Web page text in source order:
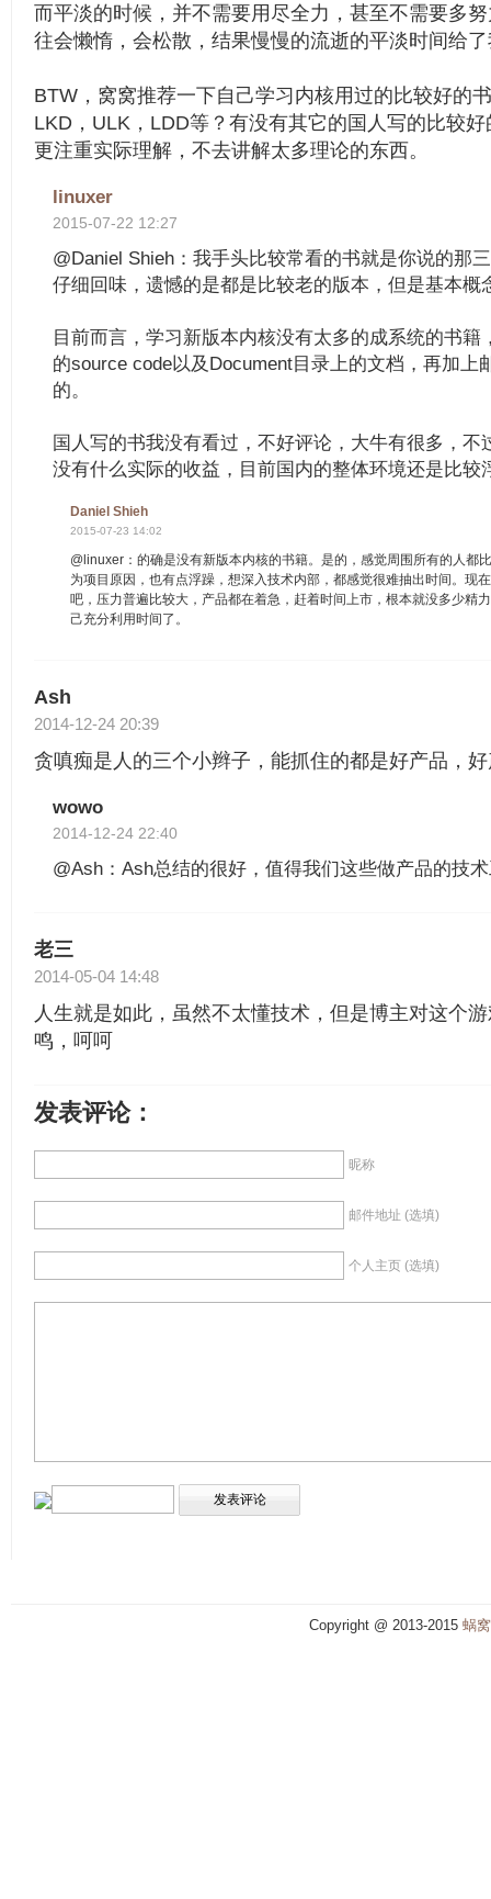
而平淡的时候，并不需要用尽全力，甚至不需要多
往会懒惰，会松散，结果慢慢的流逝的平淡时间给
BTW，窝窝推荐一下自己学习内核用过的比较好的
LKD，ULK，LDD等？有没有其它的国人写的比较
更注重实际理解，不去讲解太多理论的东西。
linuxer
2015-07-22 12:27
@Daniel Shieh：我手头比较常看的书就是你说的那
仔细回味，遗憾的是都是比较老的版本，但是基本概
目前而言，学习新版本内核没有太多的成系统的书籍
的source code以及Document目录上的文档，再加上
的。
国人写的书我没有看过，不好评论，大牛有很多，不
没有什么实际的收益，目前国内的整体环境还是比较
Daniel Shieh
2015-07-23 14:02
@linuxer：的确是没有新版本内核的书籍。是的，感觉周围所有的人都
为项目原因，也有点浮躁，想深入技术内部，都感觉很难抽出时间。现
吧，压力普遍比较大，产品都在着急，赶着时间上市，根本就没多少精
己充分利用时间了。
Ash
2014-12-24 20:39
贪嗔痴是人的三个小辫子，能抓住的都是好产品，
wowo
2014-12-24 22:40
@Ash：Ash总结的很好，值得我们这些做产品的技
老三
2014-05-04 14:48
人生就是如此，虽然不太懂技术，但是博主对这个
鸣，呵呵
发表评论：
昵称
邮件地址 (选填)
个人主页 (选填)
Copyright @ 2013-2015 蜗